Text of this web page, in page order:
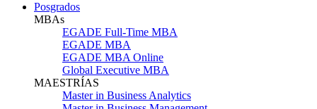
Posgrados
MBAs
EGADE Full-Time MBA
EGADE MBA
EGADE MBA Online
Global Executive MBA
MAESTRÍAS
Master in Business Analytics